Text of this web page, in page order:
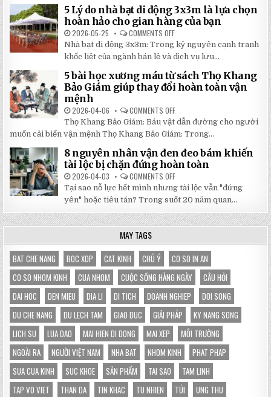
RẺ
TẠI
NHẬT
ĐÔNG
100
TRANG
MỚI
2026:
GIẢM
GIÁ
SỐ
TẬN
GỐC
TẠI
NHẬT
5 Lý do nhà bạt di động 3x3m là lựa chọn
hoàn hảo cho gian hàng của bạn
2026-05-25 COMMENTS OFF
5
LÝ
DO
NHÀ
BẠT
DI
ĐỘNG
3X3M
LỰA
HOÀN
HẢO
CHO
HÀNG
CỦA
BẠN
Nhà bạt di động 3x3m: Trong kỷ nguyên cạnh tranh
khốc liệt của ngành bán lẻ và dịch vụ lưu...
5 bài học xương máu từ sách Thọ Khang
Bảo Giám giúp thay đổi hoàn toàn vận
mệnh
2026-04-06 COMMENTS OFF
5
BÀI
HỌC
XƯƠNG
MÁU
TỪ
SÁCH
THỌ
BẢO
GIÁM
GIÚP
THAY
ĐỔI
HOÀN
TOÀN
Thọ Khang Bảo Giám: Báu vật dẫn đường cho người
muốn cải biến vận mệnh Thọ Khang Bảo Giám: Trong...
8 nguyên nhân vận đen đeo bám khiến
tài lộc bị chặn đứng hoàn toàn
2026-04-03 COMMENTS OFF
NGUYÊN
NHÂN
VẬN
ĐEN
ĐEO
BÁM
LỘC
BỊ
CHẶN
ĐỨNG
HOÀN
TOÀN
Tại sao nỗ lực hết mình nhưng tài lộc vẫn "đứng
yên" hoặc tiêu tán? Trong suốt 20 năm quan...
MAY TAGS
BAT CHE NANG BOC XOP CAT KINH CHÚ Ý
CO SO IN AN
CO SO NHOM KINH
CUA NHOM CUỘC SỐNG HÀNG NGÀY
CÂU HỎI
DAI HOC
DEN MIEU DIA LI DI TICH DOANH NGHIEP
DOI SONG
DU CHE NANG
DU LECH TAM GIAO DUC GIẢI PHÁP
KY NANG SONG
LICH SU
LUA DAO MAI HIEN DI DONG MAI XEP
MÔI TRƯỜNG
NGOÀI RA
NGƯỜI VIỆT NAM NHA BAT NHOM KINH
PHAT PHAP
SUA CUA KINH
SUC KHOE SẢN PHẨM TAI SAO
TAM LINH
TAP VO VIET
THAN DA TIN KHAC TU NHIEN TÚI
UNG THU